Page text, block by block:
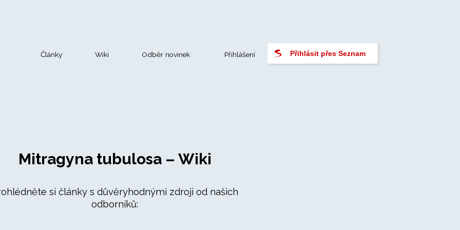
Články Wiki Odběr novinek Přihlášení Přihlásit přes Seznam
Mitragyna tubulosa – Wiki
si články s důvěryhodnými zdroji od našich
odborníků: